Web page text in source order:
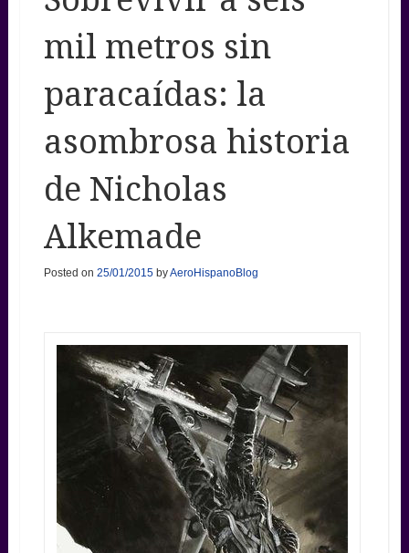
mil metros sin
paracaídas: la
asombrosa historia
de Nicholas
Alkemade
Posted on 25/01/2015byAeroHispanoBlog